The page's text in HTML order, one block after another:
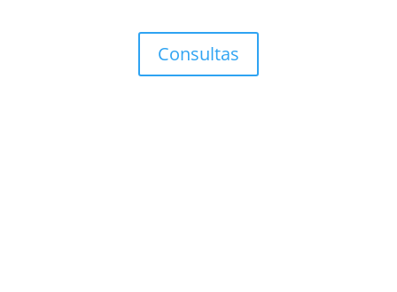
Consultas